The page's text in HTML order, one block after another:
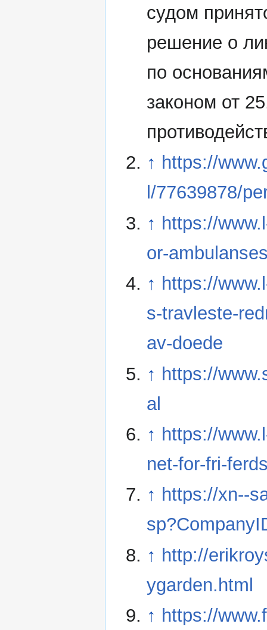
судом
решение о
по
законом от
↑ https://
l/77639878/
↑ https://
or-
↑ https://
s-travleste-
av-doede
↑ https://
al
↑ https://
net-for-fri-
↑ https://xn--
↑ http://
ygarden.html
↑ https://